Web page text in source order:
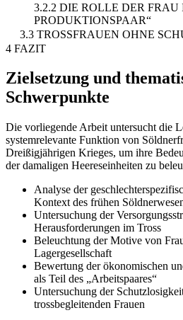
3.2.2 DIE ROLLE DER
PRODUKTIONSPAAR“
3.3 TROSSFRAUEN OHNE
4 FAZIT
Zielsetzung und
Schwerpunkte
Die vorliegende Arbeit untersucht die
systemrelevante Funktion von
Dreißigjährigen Krieges, um ihre
der damaligen Heereseinheiten zu
Analyse der
Kontext des frühen
Untersuchung der
Herausforderungen im Tross
Beleuchtung der Motive von
Lagergesellschaft
Bewertung der ökonomischen
als Teil des „Arbeitspaares“
Untersuchung der
trossbegleitenden Frauen